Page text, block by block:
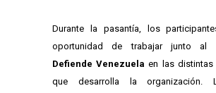
Durante la pasantía, los
oportunidad de trabajar junto al
Defiende Venezuela en las distintas
que desarrolla la organización.